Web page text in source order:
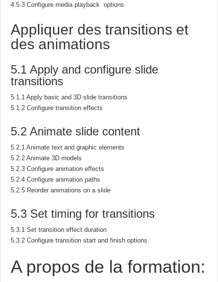
4.5.3 Configure media playback options
Appliquer des transitions et
des animations
5.1 Apply and configure slide
transitions
5.1.1 Apply basic and 3D slide transitions
5.1.2 Configure transition effects
5.2 Animate slide content
5.2.1 Animate text and graphic elements
5.2.2 Animate 3D models
5.2.3 Configure animation effects
5.2.4 Configure animation paths
5.2.5 Reorder animations on a slide
5.3 Set timing for transitions
5.3.1 Set transition effect duration
5.3.2 Configure transition start and finish options
A propos de la formation: